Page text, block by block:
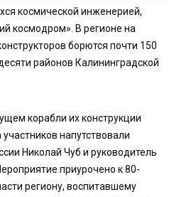
космической инженерией,
космодром». В регионе на
борются почти 150
районов Калининградской
корабли их конструкции
напутствовали
Николай Чуб и руководитель
приурочено к 80-
региону, воспитавшему